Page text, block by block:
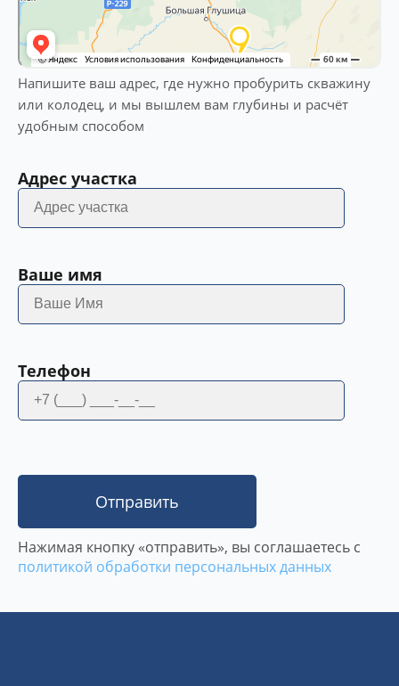
Напишите ваш адрес, где нужно пробурить скважину
или колодец, и мы вышлем вам глубины и расчёт
удобным способом
Адрес участка
Ваше имя
Телефон
Отправить
Нажимая кнопку «отправить», вы соглашаетесь с
политикой обработки персональных данных